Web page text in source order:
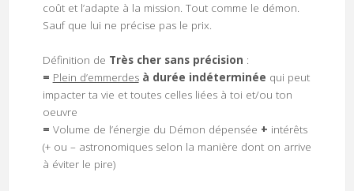
coût et l’adapte à la mission. Tout comme le démon.
Sauf que lui ne précise pas le prix.
Définition de Très cher sans précision :
= Plein d’emmerdesà durée indéterminée qui peut
impacter ta vie et toutes celles liées à toi et/ou ton
oeuvre
= Volume de l’énergie du Démon dépensée + intérêts
(+ ou – astronomiques selon la manière dont on arrive
à éviter le pire)